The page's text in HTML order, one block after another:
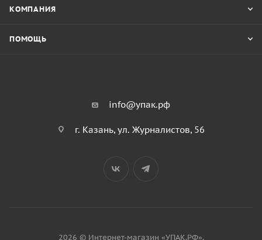
КОМПАНИЯ
ПОМОЩЬ
info@упак.рф
г. Казань, ул. Журналистов, 56
2026 © Интернет-магазин «УПАК.РФ».